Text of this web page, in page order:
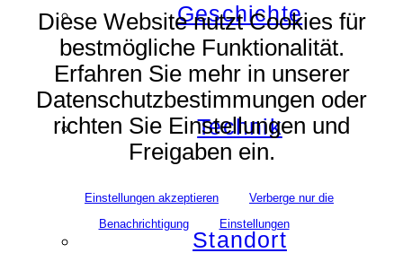
Geschichte
Technik
Standort
Diese Website nutzt Cookies für
bestmögliche Funktionalität.
Erfahren Sie mehr in unserer
Datenschutzbestimmungen oder
richten Sie Einstellungen und
Freigaben ein.
Einstellungen akzeptieren
Verberge nur die
Benachrichtigung
Einstellungen